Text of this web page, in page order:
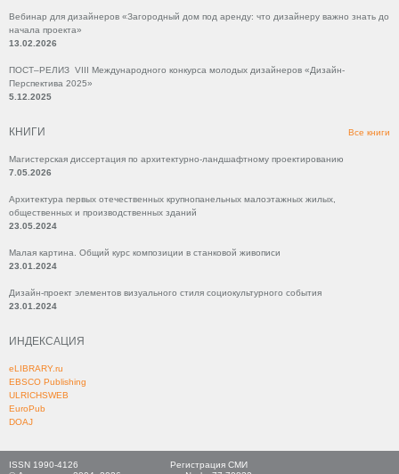
Вебинар для дизайнеров «Загородный дом под аренду: что дизайнеру важно знать до
начала проекта»
13.02.2026
ПОСТ–РЕЛИЗ VIII Международного конкурса молодых дизайнеров «Дизайн-
Перспектива 2025»
5.12.2025
КНИГИ Все книги
Магистерская диссертация по архитектурно-ландшафтному проектированию
7.05.2026
Архитектура первых отечественных крупнопанельных малоэтажных жилых,
общественных и производственных зданий
23.05.2024
Малая картина. Общий курс композиции в станковой живописи
23.01.2024
Дизайн-проект элементов визуального стиля социокультурного события
23.01.2024
ИНДЕКСАЦИЯ
eLIBRARY.ru
EBSCO Publishing
ULRICHSWEB
EuroPub
DOAJ
ISSN 1990-4126
Регистрация СМИ